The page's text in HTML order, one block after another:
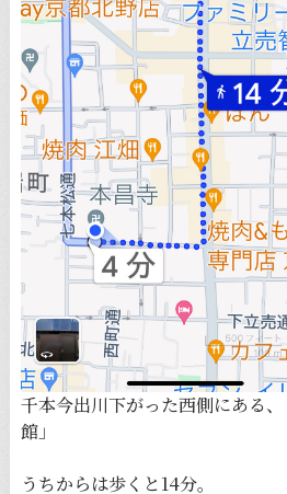
千本今出川下がった西側にある
館」
うちからは歩くと14分。